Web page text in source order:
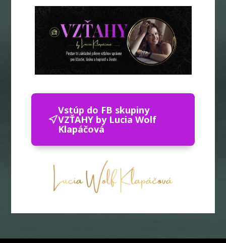
Vstúp do FB skupiny
VZŤAHY by Lucia Wolf
Klapáčová